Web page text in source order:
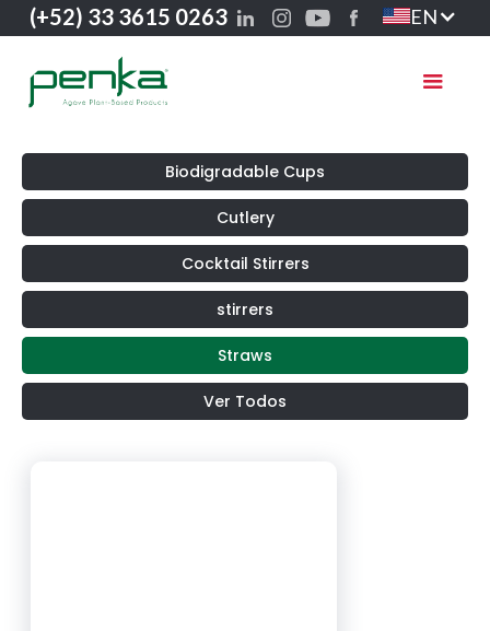
(+52) 33 3615 0263 EN
Biodigradable Cups
Cutlery
Cocktail Stirrers
stirrers
Straws
Ver Todos